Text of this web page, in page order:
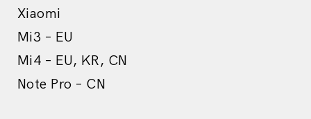
Xiaomi
Mi3 – EU
Mi4 – EU, KR, CN
Note Pro – CN